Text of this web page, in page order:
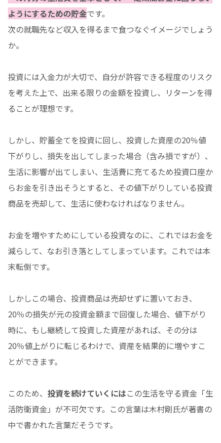
ようにするための貯金です。
次の就職先など収入を得るまで食つなぐイメージでしょう
か。
投資には入金力が大切で、自分が許容できる程度のリスク
を考えた上で、出来る限りの金額を投資し、リターンを得
ることが理想です。
しかし、貯蓄全てを投資に回し、投資した資産の20％値
下がりし、損失を出してしまった場合（含み損ですが）、
生活に影響が出てしまい、生活費に充てるため投資口座か
らお金を引き出そうとすると、その値下がりしている投資
商品を売却して、生活に使わなければなりません。
お金を増やすためにしている投資なのに、これではお金を
減らして、なお引き落としてしまっています。これでは本
末転倒です。
しかしこの場合、投資商品は売却せずに置いておき、
20％の損失が元の投資金額まで回復した場合、値下がり
時に、もし継続して投資した資産があれば、その分は
20％値上がりに転じるわけで、資産を結果的に増やすこ
とができます。
このため、 投資を続けていくにはこの生活を守る資金「生
活防衛資金」が不可欠です。この言葉は木村剛氏が著書の
中で書かれた言葉だそうです。